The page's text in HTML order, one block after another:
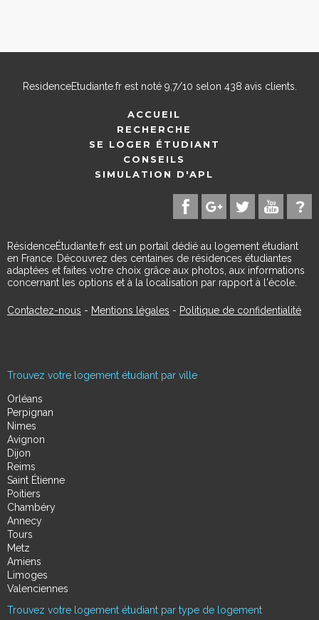
ResidenceEtudiante.frest noté 9,7/10 selon 438 avis clients.
ACCUEIL
RECHERCHE
SE LOGER ÉTUDIANT
CONSEILS
SIMULATION D'APL
RésidenceÉtudiante.fr est un portail dédié au logement étudiant
en France. Découvrez des centaines de résidences étudiantes
adaptées et faites votre choix grâce aux photos, aux informations
concernant les options et à la localisation par rapport à l'école.
Contactez-nous - Mentions légales - Politique de confidentialité
Trouvez votre logement étudiant par ville
Orléans
Perpignan
Nimes
Avignon
Dijon
Reims
Saint Étienne
Poitiers
Chambéry
Annecy
Tours
Metz
Amiens
Limoges
Valenciennes
Trouvez votre logement étudiant par type de logement